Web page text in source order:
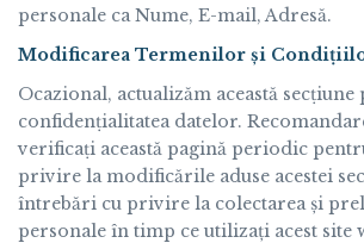
personale ca Nume, E-mail, Adresă.
Modificarea Termenilor și
Ocazional, actualizăm această
confidenṭialitatea datelor.
verificaṭi această pagină periodic
privire la modificările aduse acestei
întrebări cu privire la colectarea și
personale în timp ce utilizați acest site